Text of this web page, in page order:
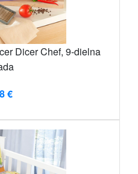
Dicer Chef, 9-dielna
€